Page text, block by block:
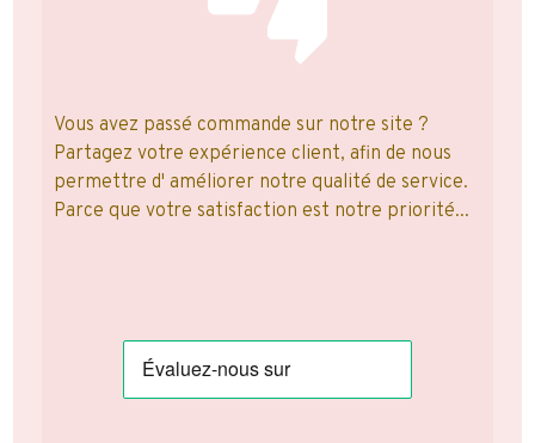
Vous avez passé commande sur notre site ?
Partagez votre expérience client, afin de nous
permettre d' améliorer notre qualité de service.
Parce que votre satisfaction est notre priorité...